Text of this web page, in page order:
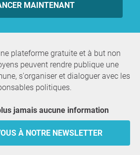
MAINTENANT
plateforme gratuite et à but non
peuvent rendre publique une
s'organiser et dialoguer avec les
politiques.
jamais aucune information
À NOTRE NEWSLETTER